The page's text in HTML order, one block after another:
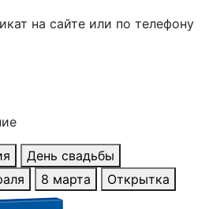
на сайте или по телефону
День свадьбы
8 марта Открытка